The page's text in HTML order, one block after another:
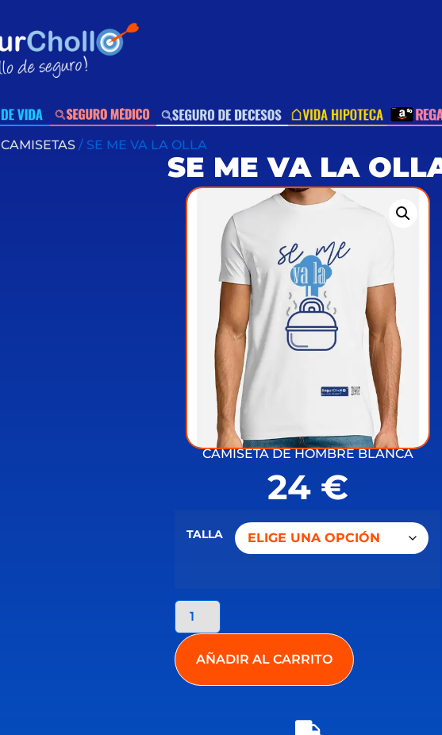
CAMISETAS/ SE ME VA LA OLLA
SE ME VA LA
CAMISETA DE HOMBRE BLANCA
24 €
TALLA
AÑADIR AL CARRITO